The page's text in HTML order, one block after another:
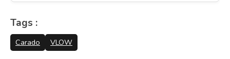
Tags :
Carado VLOW